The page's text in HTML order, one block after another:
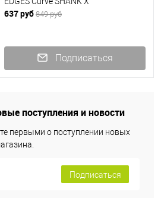
637 руб 849 руб
Подписаться
поступления и новости
первыми о поступлении новых
Подписаться